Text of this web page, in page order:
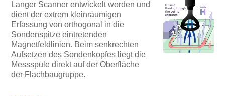
Langer Scanner entwickelt worden und
dient der extrem kleinräumigen
Erfassung von orthogonal in die
Sondenspitze eintretenden
Magnetfeldlinien. Beim senkrechten
Aufsetzen des Sondenkopfes liegt die
Messspule direkt auf der Oberfläche
der Flachbaugruppe.